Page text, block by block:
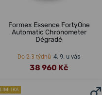
Formex Essence FortyOne
Automatic Chronometer
Dégradé
Do 2-3 týdnů 4. 9. u vás
38 960 Kč
LIMITKA